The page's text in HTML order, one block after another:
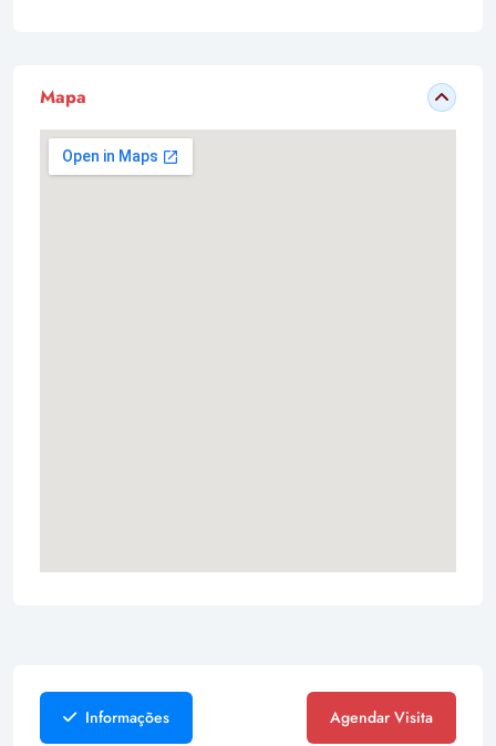
Mapa
Informações Agendar Visita